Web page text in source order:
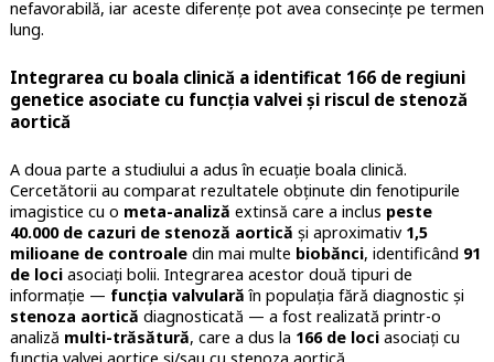
nefavorabilă, iar aceste diferențe pot avea consecințe pe termen
lung.
Integrarea cu boala clinică a identificat 166 de regiuni
genetice asociate cu funcția valvei și riscul de stenoză
aortică
A doua parte a studiului a adus în ecuație boala clinică.
Cercetătorii au comparat rezultatele obținute din fenotipurile
imagistice cu o meta-analiză extinsă care a inclus peste
40.000 de cazuri de stenoză aortică și aproximativ 1,5
milioane de controaledin mai multe biobănci, identificând 91
de lociasociați bolii. Integrarea acestor două tipuri de
informație — funcția valvulară în populația fără diagnostic și
stenoza aortică diagnosticată — a fost realizată printr-o
analiză multi-trăsătură, care a dus la 166 de lociasociați cu